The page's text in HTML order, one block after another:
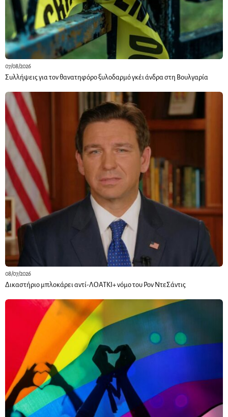
07/08/2026
Συλλήψεις για τον θανατηφόρο ξυλοδαρμό γκέι άνδρα στη Βουλγαρία
08/07/2026
Δικαστήριο μπλοκάρει αντί-ΛΟΑΤΚΙ+ νόμο του Ρον ΝτεΣάντις